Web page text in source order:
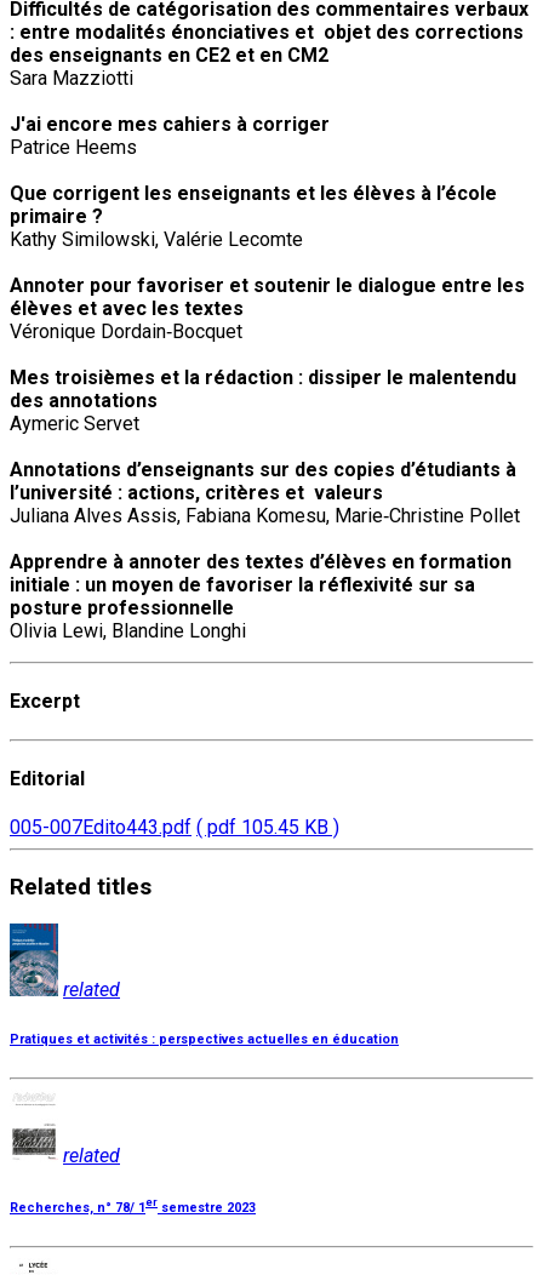
Difficultés de catégorisation des commentaires verbaux
: entre modalités énonciatives et objet des corrections
des enseignants en CE2 et en CM2
Sara Mazziotti
J'ai encore mes cahiers à corriger
Patrice Heems
Que corrigent les enseignants et les élèves à l’école
primaire ?
Kathy Similowski, Valérie Lecomte
Annoter pour favoriser et soutenir le dialogue entre les
élèves et avec les textes
Véronique Dordain‐Bocquet
Mes troisièmes et la rédaction : dissiper le malentendu
des annotations
Aymeric Servet
Annotations d’enseignants sur des copies d’étudiants à
l’université : actions, critères et valeurs
Juliana Alves Assis, Fabiana Komesu, Marie‐Christine Pollet
Apprendre à annoter des textes d’élèves en formation
initiale : un moyen de favoriser la réflexivité sur sa
posture professionnelle
Olivia Lewi, Blandine Longhi
Excerpt
Editorial
005-007Edito443.pdf ( pdf 105.45 KB )
Related titles
related
Pratiques et activités : perspectives actuelles en éducation
related
Recherches, n° 78/ 1 er semestre 2023